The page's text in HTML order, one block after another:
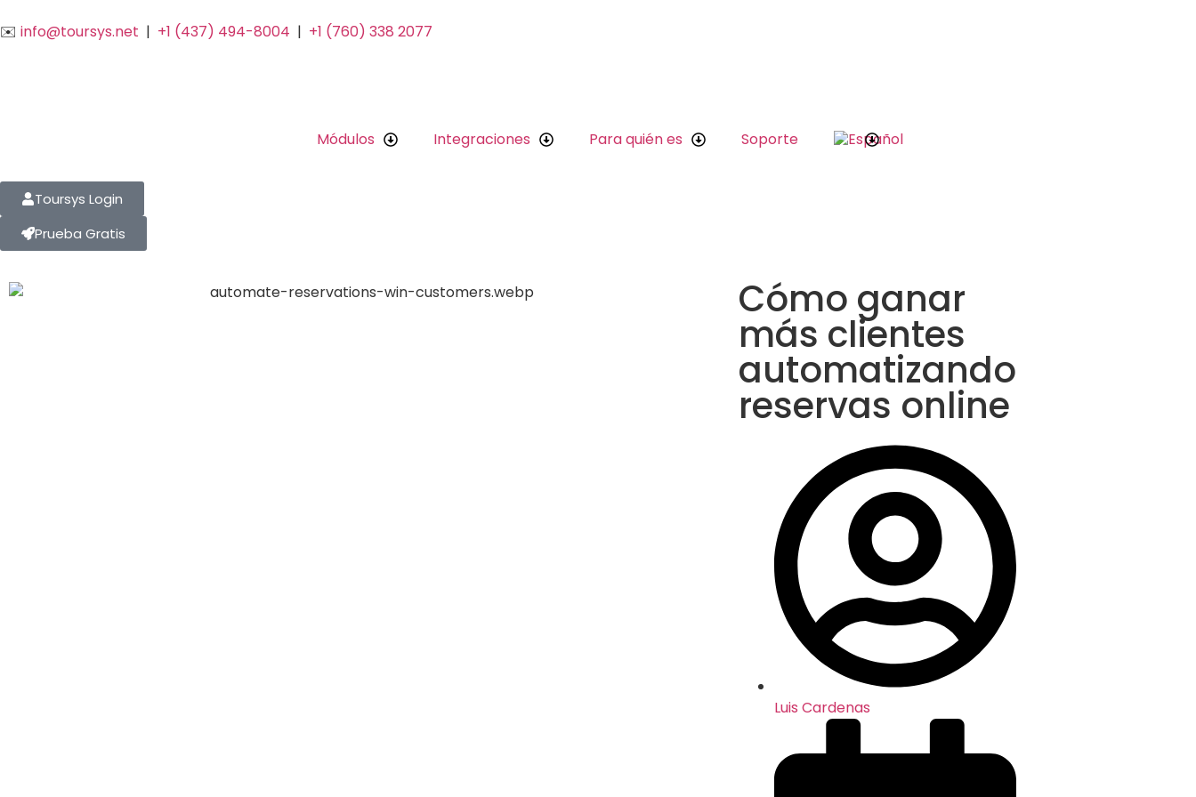
✉️ info@toursys.net | +1 (437) 494-8004 | +1 (760) 338 2077
Módulos Integraciones Para quién es Soporte
Toursys Login
Prueba Gratis
Cómo ganar
más clientes
automatizando
reservas online
Luis Cardenas